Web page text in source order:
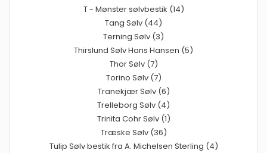
T - Mønster sølvbestik (14)
Tang Sølv (44)
Terning Sølv (3)
Thirslund Sølv Hans Hansen (5)
Thor Sølv (7)
Torino Sølv (7)
Tranekjær Sølv (6)
Trelleborg Sølv (4)
Trinita Cohr Sølv (1)
Træske Sølv (36)
Tulip Sølv bestik fra A. Michelsen Sterling (4)